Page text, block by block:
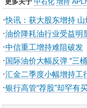
·快讯：获大股东增持
·油价降耗油行业受益明
·中信重工增持难阻破发
·国际油价大幅反弹 “三
·汇金二季度小幅增持工
·银行高管“荐股”却罕有